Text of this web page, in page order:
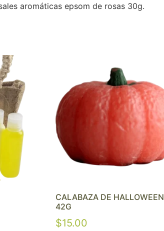
aromáticas epsom de rosas 30g.
CALABAZA DE HALLOWEEN
42G
$15.00